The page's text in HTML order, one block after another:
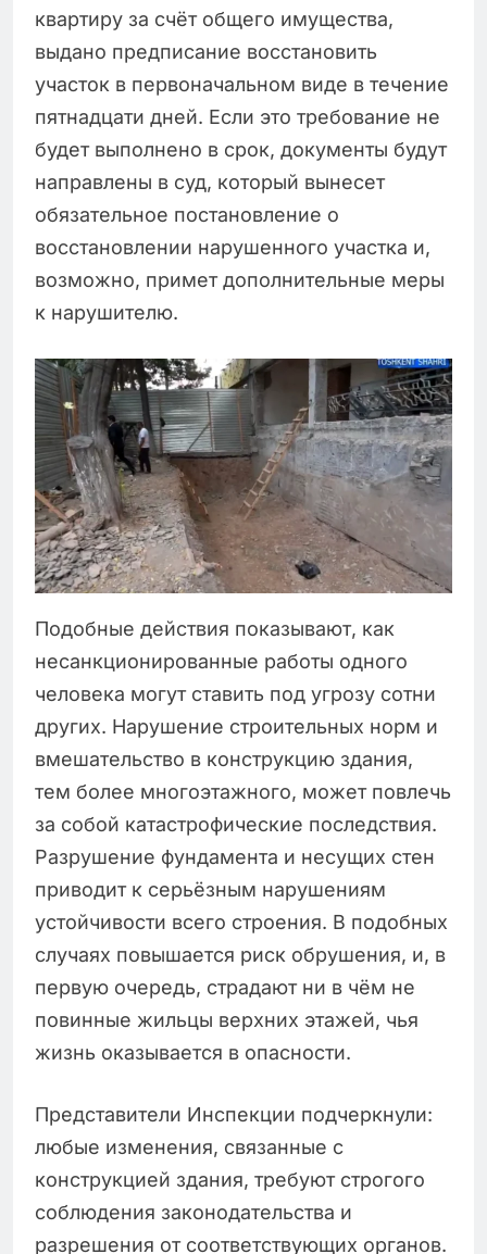
квартиру за счёт общего имущества,
выдано предписание восстановить
участок в первоначальном виде в течение
пятнадцати дней. Если это требование не
будет выполнено в срок, документы будут
направлены в суд, который вынесет
обязательное постановление о
восстановлении нарушенного участка и,
возможно, примет дополнительные меры
к нарушителю.
Подобные действия показывают, как
несанкционированные работы одного
человека могут ставить под угрозу сотни
других. Нарушение строительных норм и
вмешательство в конструкцию здания,
тем более многоэтажного, может повлечь
за собой катастрофические последствия.
Разрушение фундамента и несущих стен
приводит к серьёзным нарушениям
устойчивости всего строения. В подобных
случаях повышается риск обрушения, и, в
первую очередь, страдают ни в чём не
повинные жильцы верхних этажей, чья
жизнь оказывается в опасности.
Представители Инспекции подчеркнули:
любые изменения, связанные с
конструкцией здания, требуют строгого
соблюдения законодательства и
разрешения от соответствующих органов.